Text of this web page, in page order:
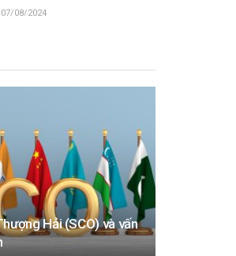
07/08/2024
Hải (SCO) và vấn